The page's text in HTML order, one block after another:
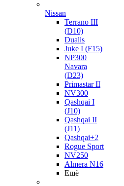
Nissan
Terrano III
(D10)
Dualis
Juke I (F15)
NP300
Navara
(D23)
Primastar II
NV300
Qashqai I
(J10)
Qashqai II
(J11)
Qashqai+2
Rogue Sport
NV250
Almera N16
Ещё